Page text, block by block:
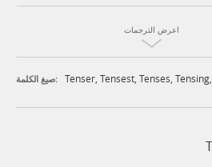
اعرض الترجمات
صيغ الكلمة: Tenser, Tensest, Tenses, Tensing,